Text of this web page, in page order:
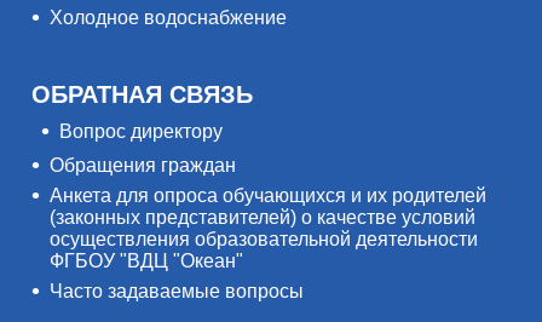
Холодное водоснабжение
ОБРАТНАЯ СВЯЗЬ
Вопрос директору
Обращения граждан
Анкета для опроса обучающихся и их родителей
(законных представителей) о качестве условий
осуществления образовательной деятельности
ФГБОУ "ВДЦ "Океан"
Часто задаваемые вопросы